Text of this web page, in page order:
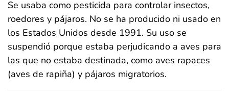
Se usaba como pesticida para controlar insectos,
roedores y pájaros. No se ha producido ni usado en
los Estados Unidos desde 1991. Su uso se
suspendió porque estaba perjudicando a aves para
las que no estaba destinada, como aves rapaces
(aves de rapiña) y pájaros migratorios.